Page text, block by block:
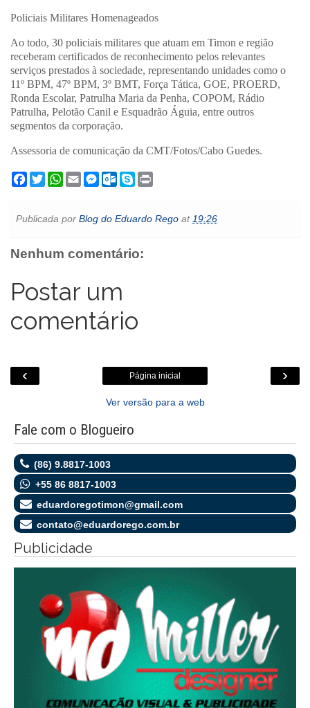
Policiais Militares Homenageados
Ao todo, 30 policiais militares que atuam em Timon e região
receberam certificados de reconhecimento pelos relevantes
serviços prestados à sociedade, representando unidades como o
11º BPM, 47º BPM, 3º BMT, Força Tática, GOE, PROERD,
Ronda Escolar, Patrulha Maria da Penha, COPOM, Rádio
Patrulha, Pelotão Canil e Esquadrão Águia, entre outros
segmentos da corporação.
Assessoria de comunicação da CMT/Fotos/Cabo Guedes.
F
a
b
k
T
w
t
W
h
s
p
E
m
l
M
e
e
e
O
u
o
.
m
S
k
e
t
Publicada por Blog do Eduardo Rego at 19:26
Nenhum comentário:
Postar um
comentário
‹ ›
Página inicial
Ver versão para a web
Fale com o Blogueiro
(86) 9.8817-1003
+55 86 8817-1003
eduardoregotimon@gmail.com
contato@eduardorego.com.br
Publicidade